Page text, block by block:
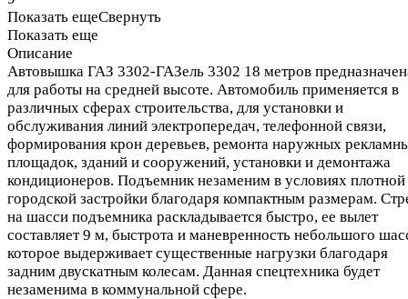
Показать ещеСвернуть
Показать еще
Описание
Автовышка ГАЗ 3302-ГАЗель 3302 18 метров
для работы на средней высоте. Автомобиль применяется в
различных сферах строительства, для установки и
обслуживания линий электропередач, телефонной связи,
формирования крон деревьев, ремонта наружных
площадок, зданий и сооружений, установки и демонтажа
кондиционеров. Подъемник незаменим в условиях плотной
городской застройки благодаря компактным размерам.
на шасси подъемника раскладывается быстро, ее вылет
составляет 9 м, быстрота и маневренность небольшого
которое выдерживает существенные нагрузки благодаря
задним двускатным колесам. Данная спецтехника будет
незаменима в коммунальной сфере.